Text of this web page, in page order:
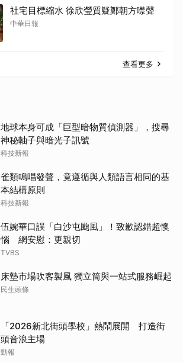
社宅目標縮水 徐欣瑩質疑鄭朝方噤聲
中華日報
查看更多
地球本身可成「巨型暗物質偵測器」，搜尋
神秘軸子與暗光子訊號
科技新報
雀類鳴唱發聲，竟遵循與人類語言相同的基
本結構原則
科技新報
伍婉華口誤「白沙屯颱風」！致歉認錯超懊
惱 網安慰：更親切
TVBS
床墊市場吹客製風 獨立筒與一站式服務崛起
民生頭條
「2026新北街頭學校」熱鬧展開 打造街
頭音浪主場
勁報